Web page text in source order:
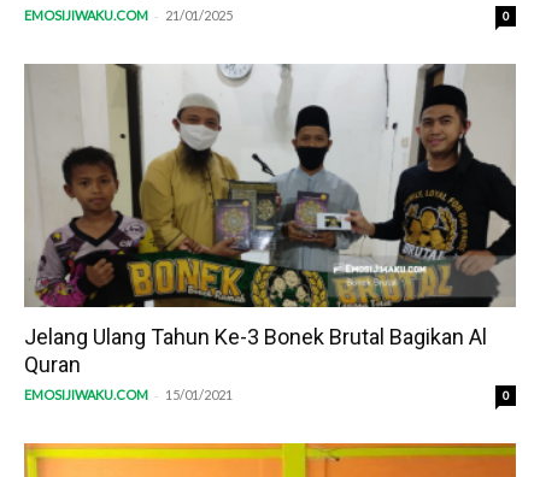
EMOSIJIWAKU.COM - 21/01/2025 0
Jelang Ulang Tahun Ke-3 Bonek Brutal Bagikan Al
Quran
EMOSIJIWAKU.COM - 15/01/2021 0